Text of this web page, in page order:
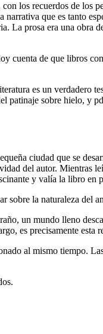
los recuerdos de los
que es tanto
La prosa era una obra
cuenta de que libros
es un verdadero
patinaje sobre hielo, y
ciudad que se
del autor. Mientras
y valía la libro en
sobre la naturaleza del
un mundo lleno
es precisamente esta
al mismo tiempo.